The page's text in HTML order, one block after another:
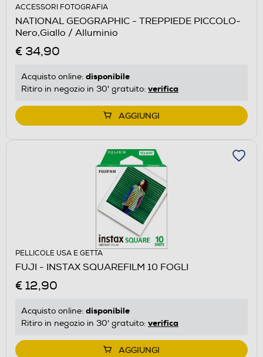
ACCESSORI FOTOGRAFIA
NATIONAL GEOGRAPHIC - TREPPIEDE PICCOLO-
Nero,Giallo / Alluminio
€ 34,90
Acquisto online: disponibile
Ritiro in negozio in 30' gratuito: verifica
AGGIUNGI
PELLICOLE USA E GETTA
FUJI - INSTAX SQUAREFILM 10 FOGLI
€ 12,90
Acquisto online: disponibile
Ritiro in negozio in 30' gratuito: verifica
AGGIUNGI